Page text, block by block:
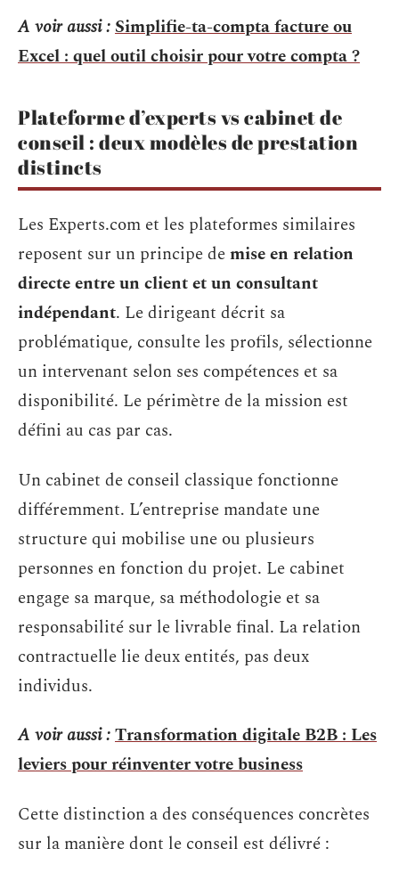
A voir aussi :Simplifie-ta-compta facture ou
Excel : quel outil choisir pour votre compta ?
Plateforme d’experts vs cabinet de
conseil : deux modèles de prestation
distincts
Les Experts.com et les plateformes similaires
reposent sur un principe demise en relation
directe entre un client et un consultant
indépendant. Le dirigeant décrit sa
problématique, consulte les profils, sélectionne
un intervenant selon ses compétences et sa
disponibilité. Le périmètre de la mission est
défini au cas par cas.
Un cabinet de conseil classique fonctionne
différemment. L’entreprise mandate une
structure qui mobilise une ou plusieurs
personnes en fonction du projet. Le cabinet
engage sa marque, sa méthodologie et sa
responsabilité sur le livrable final. La relation
contractuelle lie deux entités, pas deux
individus.
A voir aussi :Transformation digitale B2B : Les
leviers pour réinventer votre business
Cette distinction a des conséquences concrètes
sur la manière dont le conseil est délivré :